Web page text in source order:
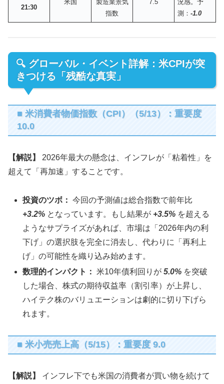
21:30
米国
製造業景気
指数
7.5
況感。予
測：-1.0
🔍 グローバル・イベント詳解：米CPIが突
きつける「残酷な真実」
■ 米消費者物価指数（CPI）（5/13）：重要度
10.0
【解説】
2026年最大の懸念は、インフレが「粘着性」を
超えて「再加速」することです。
投資のツボ： 今回の予測値は総合指数で前年比
+3.2% となっています。もし結果が +3.5% を超える
ようなサプライズがあれば、市場は「2026年内の利
下げ」の選択肢を完全に消去し、代わりに「再利上
げ」の可能性を織り込み始めます。
数理的インパクト： 米10年債利回りが5.0% を突破
した場合、株式の期待収益率（割引率）が上昇し、
ハイテク株のバリュエーションは劇的に切り下げら
れます。
■ 米小売売上高（5/15）：重要度 9.0
【解説】
インフレ下でも米国の消費者が買い物を続けて